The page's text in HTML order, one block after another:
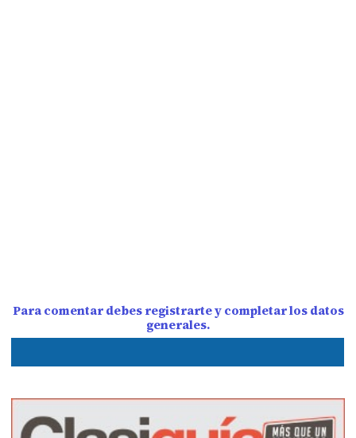
Para comentar debes registrarte y completar los datos
generales.